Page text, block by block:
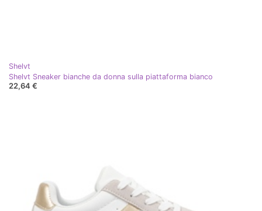
Shelvt
Shelvt Sneaker bianche da donna sulla piattaforma bianco
22,64 €